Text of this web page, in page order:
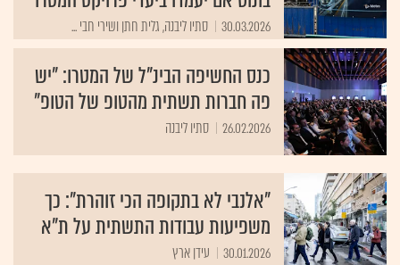
30.03.2026 סתיו ליבנה, גלית חתן ושירי חבי ...
כנס החשיפה הבינ"ל של המטרו: "יש
פה חברות תשתית מהטופ של הטופ"
26.02.2026 סתיו ליבנה
"אלנבי לא בתקופה הכי זוהרת": כך
משפיעות עבודות התשתית על ת"א
30.01.2026 עידן ארץ